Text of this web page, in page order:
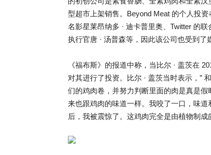
型超市上架销售。Beyond Meat 的个人投
名影星莱昂纳多 · 迪卡普里奥、Twitter 的
执行官唐 · 汤普森等，因此该公司也受到了
《福布斯》的报道中称，当比尔 · 盖茨在
对其进行了投资。比尔 · 盖茨当时表示，”
们的鸡肉卷，并努力判断里面的肉是真是
来也跟鸡肉的味道一样。我咬了一口，味
后，我被震惊了。这鸡肉完全是由植物制